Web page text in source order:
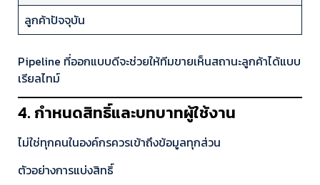
ลูกค้าปัจจุบัน
Pipeline ที่ออกแบบดีจะช่วยให้ทีมขายเห็นสถานะลูกค้าได้แบบ
เรียลไทม์
4. กำหนดสิทธิ์และบทบาทผู้ใช้งาน
ไม่ใช่ทุกคนในองค์กรควรเข้าถึงข้อมูลทุกส่วน
ตัวอย่างการแบ่งสิทธิ์